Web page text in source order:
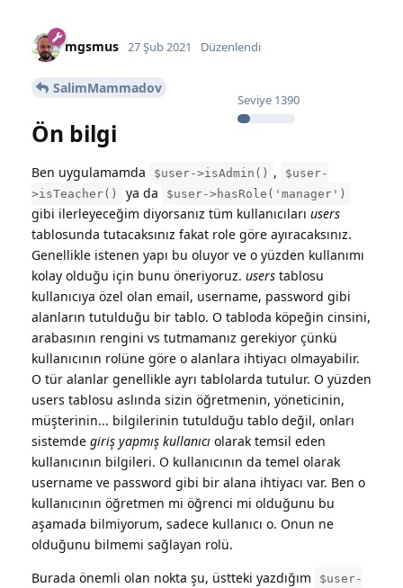
mgsmus
Seviye 1390
27 Şub 2021 Düzenlendi
SalimMammadov
Ön bilgi
Ben uygulamamda $user->isAdmin() ,
$user-
>isTeacher()
ya da $user->hasRole('manager')
gibi ilerleyeceğim diyorsanız tüm kullanıcıları users
tablosunda tutacaksınız fakat role göre ayıracaksınız.
Genellikle istenen yapı bu oluyor ve o yüzden kullanımı
kolay olduğu için bunu öneriyoruz. users tablosu
kullanıcıya özel olan email, username, password gibi
alanların tutulduğu bir tablo. O tabloda köpeğin cinsini,
arabasının rengini vs tutmamanız gerekiyor çünkü
kullanıcının rolüne göre o alanlara ihtiyacı olmayabilir.
O tür alanlar genellikle ayrı tablolarda tutulur. O yüzden
users tablosu aslında sizin öğretmenin, yöneticinin,
müşterinin... bilgilerinin tutulduğu tablo değil, onları
sistemde giriş yapmış kullanıcı olarak temsil eden
kullanıcının bilgileri. O kullanıcının da temel olarak
username ve password gibi bir alana ihtiyacı var. Ben o
kullanıcının öğretmen mi öğrenci mi olduğunu bu
aşamada bilmiyorum, sadece kullanıcı o. Onun ne
olduğunu bilmemi sağlayan rolü.
Burada önemli olan nokta şu, üstteki yazdığım
$user-